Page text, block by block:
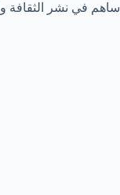
ساهم في نشر الثقافة